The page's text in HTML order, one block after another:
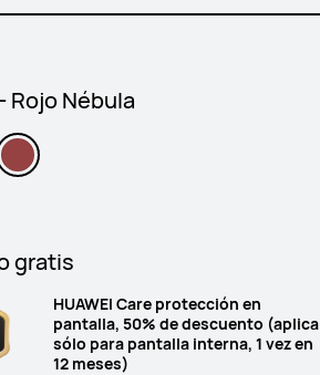
Rojo Nébula
gratis
HUAWEI Care protección en
pantalla, 50% de descuento (aplica
sólo para pantalla interna, 1 vez en
12 meses)